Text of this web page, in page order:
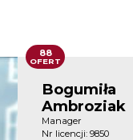
Bogumiła
Ambroziak
Manager
Nr licencji: 9850
88
OFERT